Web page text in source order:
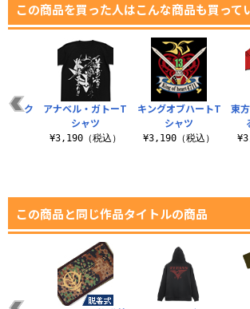
この商品を買った人はこんな商品も買って
キングオブハートT
シャツ
¥3,190（税込）
東
マーク
アナベル・ガトーT
シャツ
¥3,190（税込）
この商品と同じ作品タイトルの商品